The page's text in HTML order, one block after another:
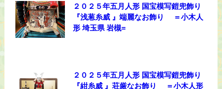
２０２５年五月人形 国宝模写鎧兜飾り
『浅葱糸威 』端麗なお飾り ＝小木人
形 埼玉県 岩槻=
２０２５年五月人形 国宝模写鎧兜飾り
『紺糸威 』荘厳なお飾り ＝小木人形